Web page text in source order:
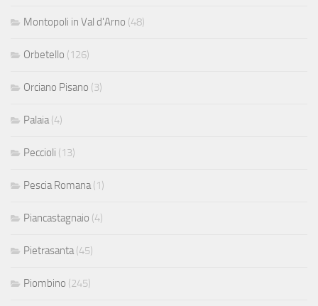
Montopoli in Val d'Arno (48)
Orbetello (126)
Orciano Pisano (3)
Palaia (4)
Peccioli (13)
Pescia Romana (1)
Piancastagnaio (4)
Pietrasanta (45)
Piombino (245)